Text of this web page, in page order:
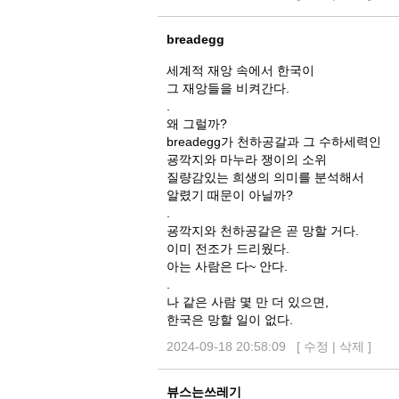
breadegg
세계적 재앙 속에서 한국이
그 재앙들을 비켜간다.
왜 그럴까?
breadegg가 천하공갈과 그 수하세력인
굥깍지와 마누라 쟁이의 소위
질량감있는 희생의 의미를 분석해서
알렸기 때문이 아닐까?
굥깍지와 천하공갈은 곧 망할 거다.
이미 전조가 드리웠다.
아는 사람은 다~ 안다.
나 같은 사람 몇 만 더 있으면,
한국은 망할 일이 없다.
2024-09-18 20:58:09 [ 수정 | 삭제 ]
뷰스는쓰레기